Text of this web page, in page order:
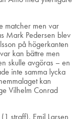
matcher men var
Mark Pedersen blev
på högerkanten
kan bättre men
skulle avgöras – en
inte samma lycka
kan
Vilhelm Conrad
straff), Emil Larsen